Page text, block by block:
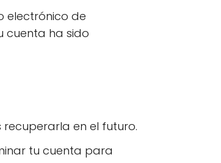
electrónico de
cuenta ha sido
en el futuro.
tu cuenta para